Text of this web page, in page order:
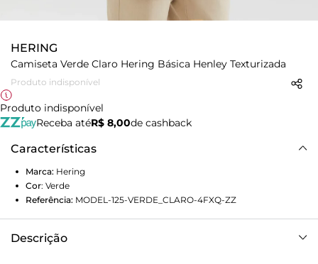
HERING
Camiseta Verde Claro Hering Básica Henley Texturizada
Produto indisponível
Produto indisponível
Receba atéR$ 8,00de cashback
Características
Marca: Hering
Cor: Verde
Referência: MODEL-125-VERDE_CLARO-4FXQ-ZZ
Descrição